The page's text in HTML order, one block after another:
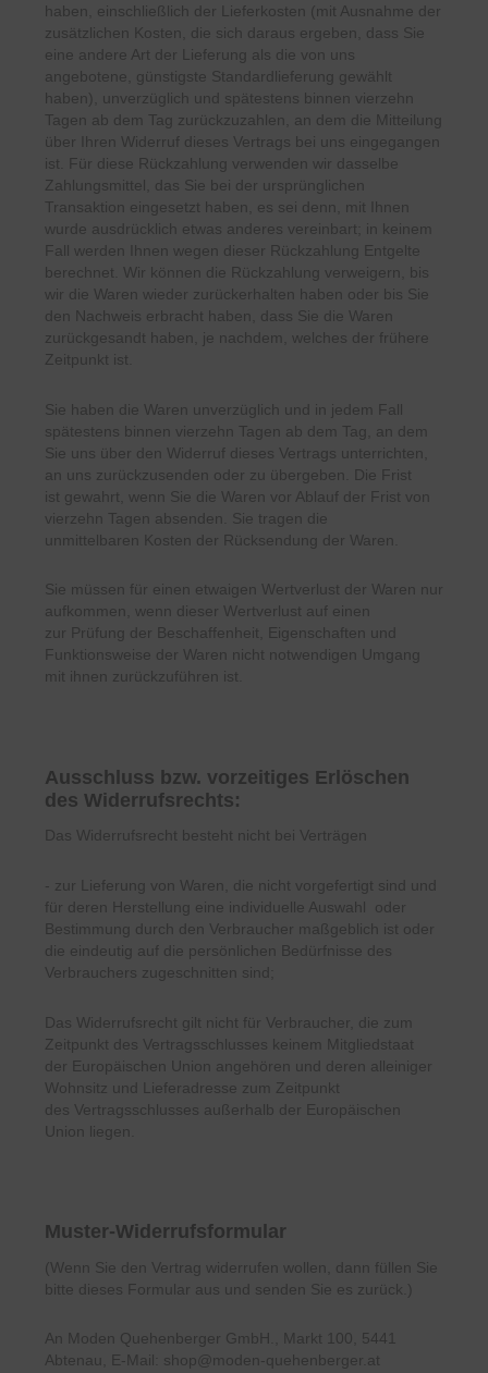
haben, einschließlich der Lieferkosten (mit Ausnahme der
zusätzlichen Kosten, die sich daraus ergeben, dass Sie
eine andere Art der Lieferung als die von uns
angebotene, günstigste Standardlieferung gewählt
haben), unverzüglich und spätestens binnen vierzehn
Tagen ab dem Tag zurückzuzahlen, an dem die Mitteilung
über Ihren Widerruf dieses Vertrags bei uns eingegangen
ist. Für diese Rückzahlung verwenden wir dasselbe
Zahlungsmittel, das Sie bei der ursprünglichen
Transaktion eingesetzt haben, es sei denn, mit Ihnen
wurde ausdrücklich etwas anderes vereinbart; in keinem
Fall werden Ihnen wegen dieser Rückzahlung Entgelte
berechnet. Wir können die Rückzahlung verweigern, bis
wir die Waren wieder zurückerhalten haben oder bis Sie
den Nachweis erbracht haben, dass Sie die Waren
zurückgesandt haben, je nachdem, welches der frühere
Zeitpunkt ist.
Sie haben die Waren unverzüglich und in jedem Fall
spätestens binnen vierzehn Tagen ab dem Tag, an dem
Sie uns über den Widerruf dieses Vertrags unterrichten,
an uns zurückzusenden oder zu übergeben. Die Frist
ist gewahrt, wenn Sie die Waren vor Ablauf der Frist von
vierzehn Tagen absenden. Sie tragen die
unmittelbaren
Kosten der Rücksendung der Waren.
Sie müssen für einen etwaigen Wertverlust der Waren nur
aufkommen, wenn dieser Wertverlust auf einen
zur
Prüfung der Beschaffenheit, Eigenschaften und
Funktionsweise der Waren nicht notwendigen Umgang
mit ihnen zurückzuführen ist.
Ausschluss bzw. vorzeitiges Erlöschen
des Widerrufsrechts:
Das Widerrufsrecht besteht nicht bei Verträgen
- zur Lieferung von Waren, die nicht vorgefertigt sind und
für deren Herstellung eine individuelle Auswahl oder
Bestimmung durch den Verbraucher maßgeblich ist oder
die eindeutig auf die persönlichen
Bedürfnisse des
Verbrauchers zugeschnitten sind;
Das Widerrufsrecht gilt nicht für Verbraucher, die zum
Zeitpunkt des Vertragsschlusses keinem Mitgliedstaat
der Europäischen Union angehören und deren alleiniger
Wohnsitz und Lieferadresse zum Zeitpunkt
des Vertragsschlusses außerhalb der Europäischen
Union liegen.
Muster-Widerrufsformular
(Wenn Sie den Vertrag widerrufen wollen, dann füllen Sie
bitte dieses Formular aus und senden Sie es zurück.)
An Moden Quehenberger GmbH., Markt 100, 5441
Abtenau, E-Mail: shop@moden-quehenberger.at